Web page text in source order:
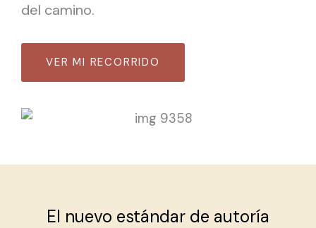
del camino.
VER MI RECORRIDO
El nuevo estándar de autoría